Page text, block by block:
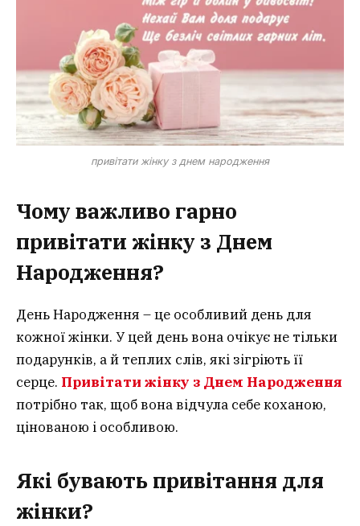
привітати жінку з днем народження
Чому важливо гарно
привітати жінку з Днем
Народження?
День Народження – це особливий день для
кожної жінки. У цей день вона очікує не тільки
подарунків, а й теплих слів, які зігріють її
серце. Привітати жінку з Днем Народження
потрібно так, щоб вона відчула себе коханою,
цінованою і особливою.
Які бувають привітання для
жінки?